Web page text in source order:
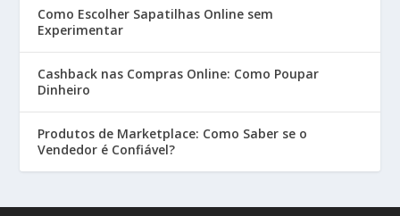
Como Escolher Sapatilhas Online sem
Experimentar
Cashback nas Compras Online: Como Poupar
Dinheiro
Produtos de Marketplace: Como Saber se o
Vendedor é Confiável?